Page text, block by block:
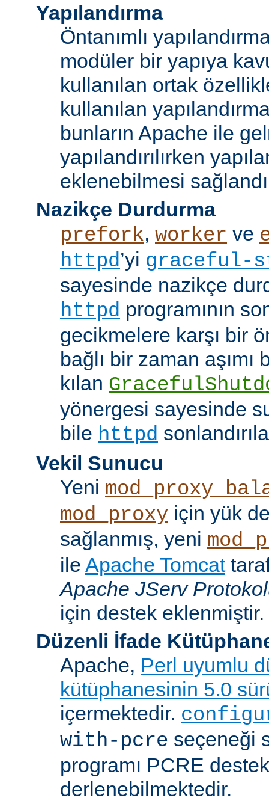
Yapılandırma
Öntanımlı
modüler bir yapıya
kullanılan ortak
kullanılan
bunların Apache ile
yapılandırılırken
eklenebilmesi
Nazikçe Durdurma
prefork, worker ve
httpd’yi graceful-
sayesinde nazikçe
httpd programının
gecikmelere karşı bir
bağlı bir zaman
kılan
yönergesi sayesinde
bile httpd
Vekil Sunucu
Yeni
mod_proxy için yük
sağlanmış, yeni
ile Apache Tomcat
Apache JServ
için destek eklenmiştir.
Düzenli İfade
Apache, Perl uyumlu
kütüphanesinin 5.0
içermektedir.
with-pcre seçeneği
programı PCRE
derlenebilmektedir.